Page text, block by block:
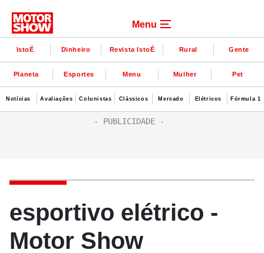
Menu
IstoÉ Dinheiro Revista IstoÉ Rural Gente
Planeta Esportes Menu Mulher Pet
Notícias Avaliações Colunistas Clássicos Mercado Elétricos Fórmula 1
esportivo elétrico -
Motor Show